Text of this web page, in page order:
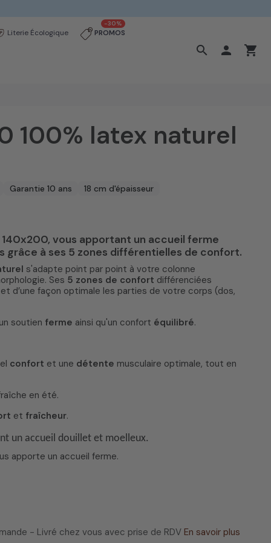
Literie Écologique PROMOS
-30%
search  shopping_cart
100% latex naturel
Garantie 10 ans 18 cm d'épaisseur
vous apportant un accueil ferme
grâce à ses 5 zones différentielles de confort.
s'adapte point par point à votre colonne
Ses 5 zones de confort différenciées
et d’une façon optimale les parties de votre corps (dos,
soutien ferme ainsi qu'un confort équilibré.
confort et une détente musculaire optimale, tout en
en été.
et fraîcheur.
un accueil douillet et moelleux.
apporte un accueil ferme.
- Livré chez vous avec prise de RDV En savoir plus